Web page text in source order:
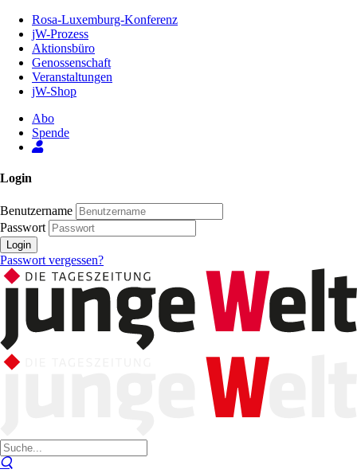
Inhalt
Seite
Rosa-Luxemburg-Konferenz
jW-Prozess
Aktionsbüro
Genossenschaft
Veranstaltungen
jW-Shop
Abo
Spende
Login
Benutzername
Passwort
Login
Passwort vergessen?